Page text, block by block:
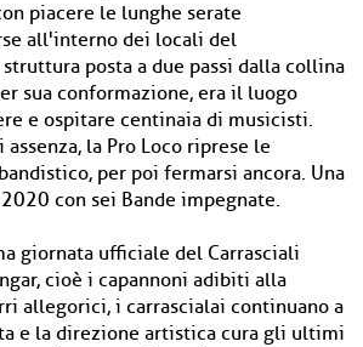
piacere le lunghe serate
all'interno dei locali del
posta a due passi dalla collina
sua conformazione, era il luogo
e ospitare centinaia di musicisti.
la Pro Loco riprese le
per poi fermarsi ancora. Una
con sei Bande impegnate.
giornata ufficiale del Carrasciali
cioè i capannoni adibiti alla
allegorici, i carrascialai continuano a
e la direzione artistica cura gli ultimi